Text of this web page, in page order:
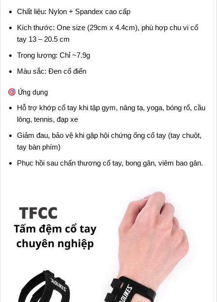
Chất liệu: Nylon + Spandex cao cấp
Kích thước: One size (29cm x 4.4cm), phù hợp chu vi cổ
tay 13 – 20.5 cm
Trọng lượng: Chỉ ~7.9g
Màu sắc: Đen cổ điển
Ứng dụng
Hỗ trợ khớp cổ tay khi tập gym, nâng tạ, yoga, bóng rổ, cầu
lông, tennis, đạp xe
Giảm đau, bảo vệ khi gặp hội chứng ống cổ tay (tay chuột,
tay bàn phím)
Phục hồi sau chấn thương cổ tay, bong gân, viêm bao gân.